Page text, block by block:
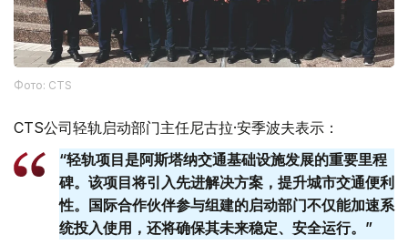
Фото: CTS
CTS公司轻轨启动部门主任尼古拉·安季波夫表示：
“轻轨项目是阿斯塔纳交通基础设施发展的重要里程
碑。该项目将引入先进解决方案，提升城市交通便利
性。国际合作伙伴参与组建的启动部门不仅能加速系
统投入使用，还将确保其未来稳定、安全运行。”